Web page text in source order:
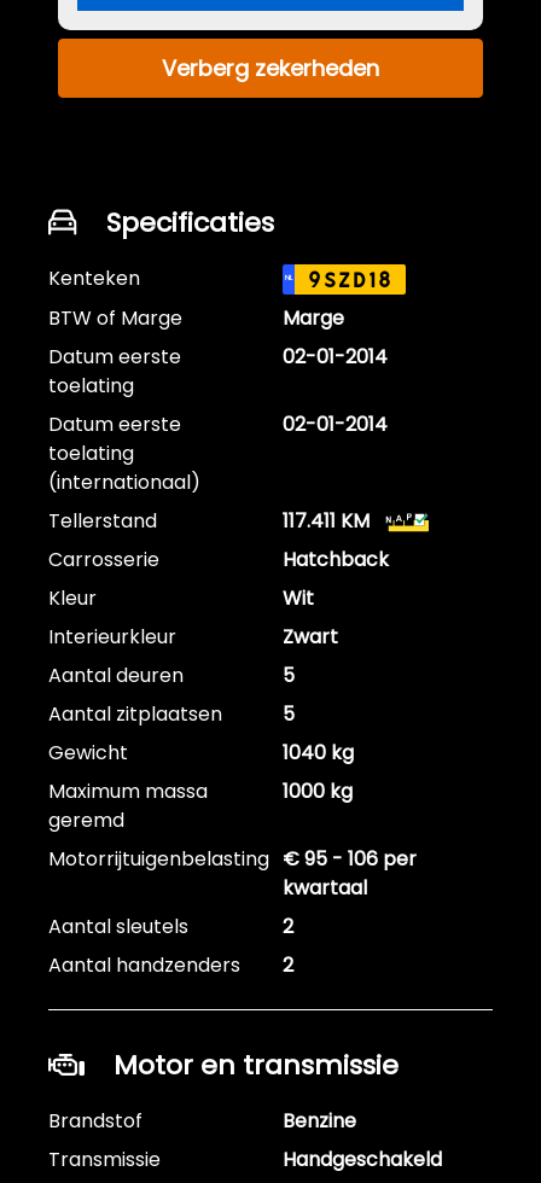
Verberg zekerheden
Specificaties
Kenteken NL 9SZD18
BTW of Marge
Marge
Datum eerste
toelating
02-01-2014
Datum eerste
toelating
(internationaal)
02-01-2014
Tellerstand
117.411 KM
Carrosserie
Hatchback
Kleur
Wit
Interieurkleur
Zwart
Aantal deuren
5
Aantal zitplaatsen
5
Gewicht
1040 kg
Maximum massa
geremd
1000 kg
Motorrijtuigenbelasting € 95 - 106 per
kwartaal
Aantal sleutels
2
Aantal handzenders
2
Motor en transmissie
Brandstof
Benzine
Transmissie
Handgeschakeld